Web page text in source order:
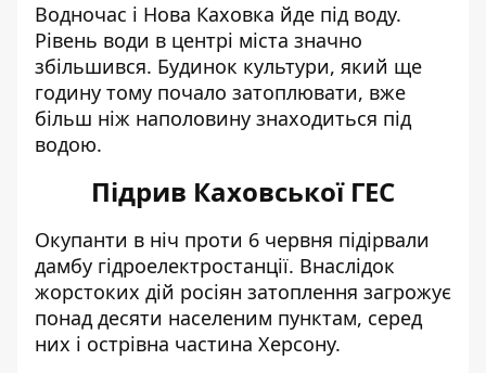
Водночас і Нова Каховка йде під воду.
Рівень води в центрі міста значно
збільшився. Будинок культури, який ще
годину тому почало затоплювати, вже
більш ніж наполовину знаходиться під
водою.
Підрив Каховської ГЕС
Окупанти в ніч проти 6 червня підірвали
дамбу гідроелектростанції. Внаслідок
жорстоких дій росіян затоплення загрожує
понад десяти населеним пунктам, серед
них і острівна частина Херсону.